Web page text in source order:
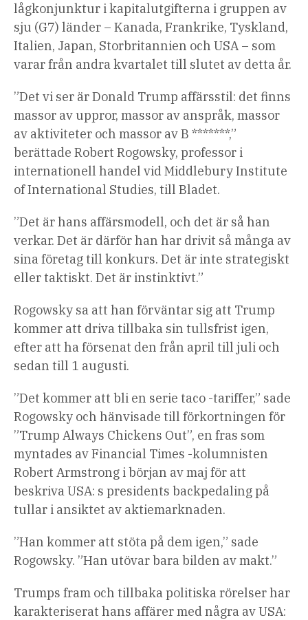
lågkonjunktur i kapitalutgifterna i gruppen av
sju (G7) länder – Kanada, Frankrike, Tyskland,
Italien, Japan, Storbritannien och USA – som
varar från andra kvartalet till slutet av detta år.
”Det vi ser är Donald Trump affärsstil: det finns
massor av uppror, massor av anspråk, massor
av aktiviteter och massor av B *******,”
berättade Robert Rogowsky, professor i
internationell handel vid Middlebury Institute
of International Studies, till Bladet.
”Det är hans affärsmodell, och det är så han
verkar. Det är därför han har drivit så många av
sina företag till konkurs. Det är inte strategiskt
eller taktiskt. Det är instinktivt.”
Rogowsky sa att han förväntar sig att Trump
kommer att driva tillbaka sin tullsfrist igen,
efter att ha försenat den från april till juli och
sedan till 1 augusti.
”Det kommer att bli en serie taco -tariffer,” sade
Rogowsky och hänvisade till förkortningen för
”Trump Always Chickens Out”, en fras som
myntades av Financial Times -kolumnisten
Robert Armstrong i början av maj för att
beskriva USA: s presidents backpedaling på
tullar i ansiktet av aktiemarknaden.
”Han kommer att stöta på dem igen,” sade
Rogowsky. ”Han utövar bara bilden av makt.”
Trumps fram och tillbaka politiska rörelser har
karakteriserat hans affärer med några av USA: